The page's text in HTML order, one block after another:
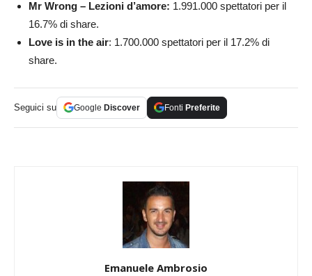
Mr Wrong – Lezioni d’amore: 1.991.000 spettatori per il
16.7% di share.
Love is in the air: 1.700.000 spettatori per il 17.2% di
share.
Seguici su Google Discover Fonti Preferite
Emanuele Ambrosio